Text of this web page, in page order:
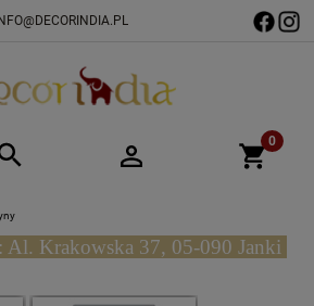
INFO@DECORINDIA.PL
Krakowska 37, 05-090 Janki